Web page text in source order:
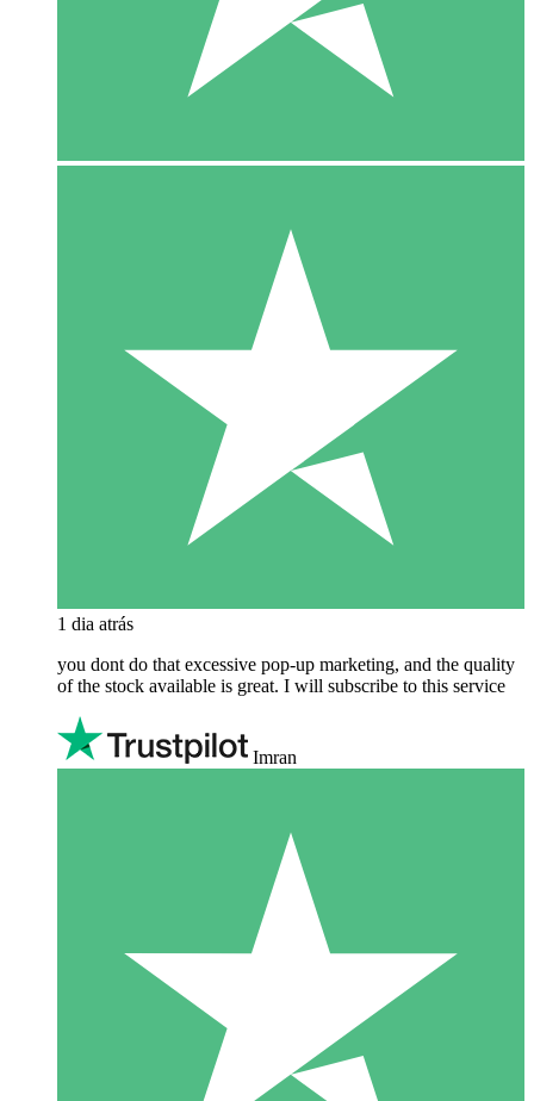
1 dia atrás
you dont do that excessive pop-up marketing, and the quality
of the stock available is great. I will subscribe to this service
Imran